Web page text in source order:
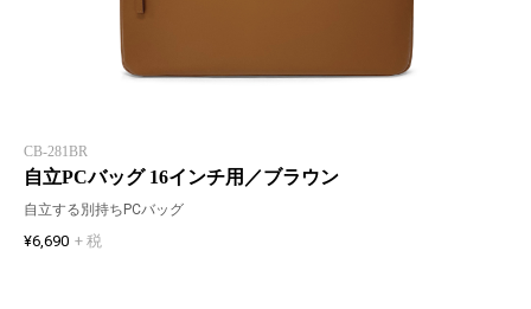
CB-281BR
自立PCバッグ 16インチ用／ブラウン
自立する別持ちPCバッグ
¥6,690 + 税